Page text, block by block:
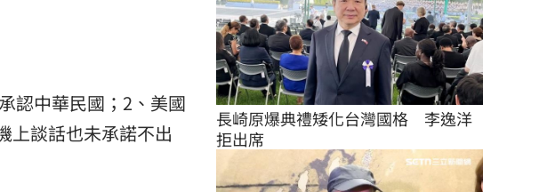
認中華民國；2、美國
上談話也未承諾不出
長崎原爆典禮矮化台灣國格　李逸洋
拒出席